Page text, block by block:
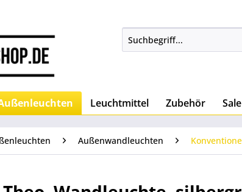
Leuchtmittel Zubehör Sale
Außenwandleuchten